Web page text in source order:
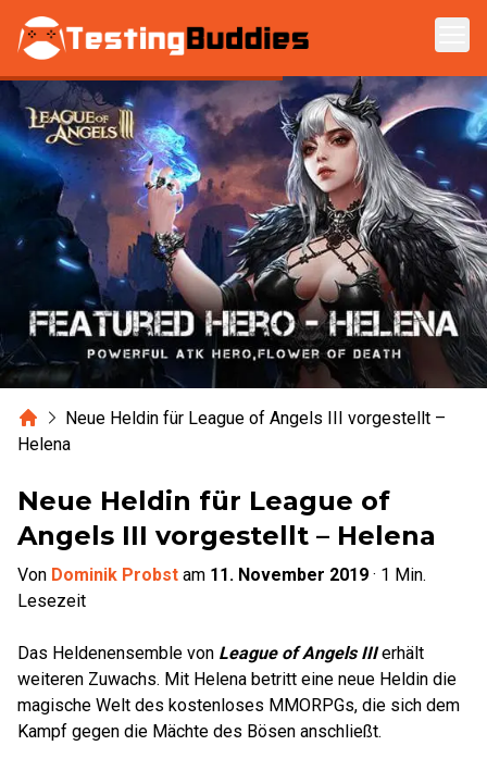
Zum Hauptinhalt springen
HomeNeue Heldin für League of Angels III vorgestellt –
Helena
Neue Heldin für League of
Angels III vorgestellt – Helena
Von Dominik Probst am 11. November 2019 · 1 Min.
Lesezeit
Das Heldenensemble von League of Angels IIIerhält
weiteren Zuwachs. Mit Helena betritt eine neue Heldin die
magische Welt des kostenloses MMORPGs, die sich dem
Kampf gegen die Mächte des Bösen anschließt.